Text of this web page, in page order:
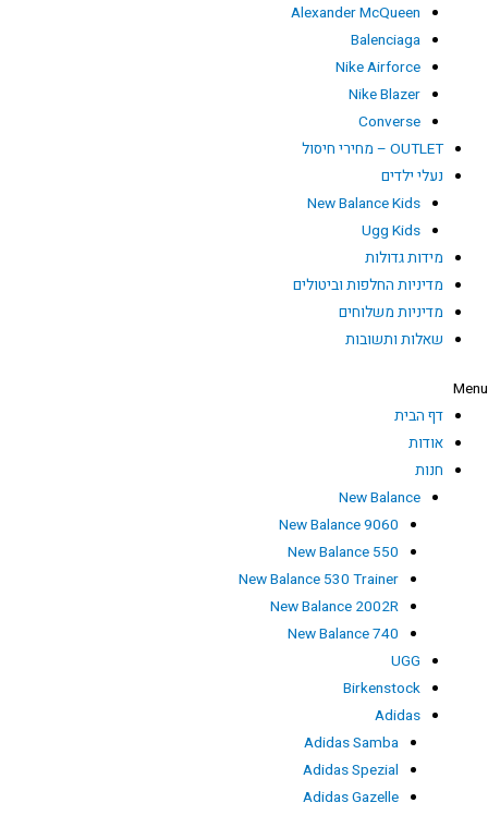
Alexander McQueen
Balenciaga
Nike Airforce
Nike Blazer
Converse
OUTLET – מחירי חיסול
נעלי ילדים
New Balance Kids
Ugg Kids
מידות גדולות
מדיניות החלפות וביטולים
מדיניות משלוחים
שאלות ותשובות
דף הבית
אודות
חנות
New Balance
New Balance 9060
New Balance 550
New Balance 530 Trainer
New Balance 2002R
New Balance 740
UGG
Birkenstock
Adidas
Adidas Samba
Adidas Spezial
Adidas Gazelle